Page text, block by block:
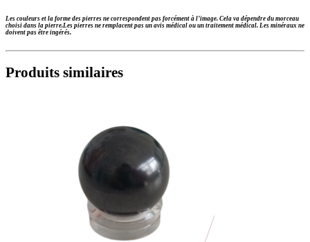
Les couleurs et la forme des pierres ne correspondent pas forcément à l’image. Cela va dépendre du morceau
choisi dans la pierre.Les pierres ne remplacent pas un avis médical ou un traitement médical. Les minéraux ne
doivent pas être ingérés.
Produits similaires